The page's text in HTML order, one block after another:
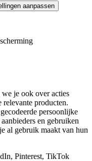
aanpassen
je ook over acties
relevante producten.
persoonlijke
en gebruiken
al gebruik maakt van hun
Pinterest, TikTok